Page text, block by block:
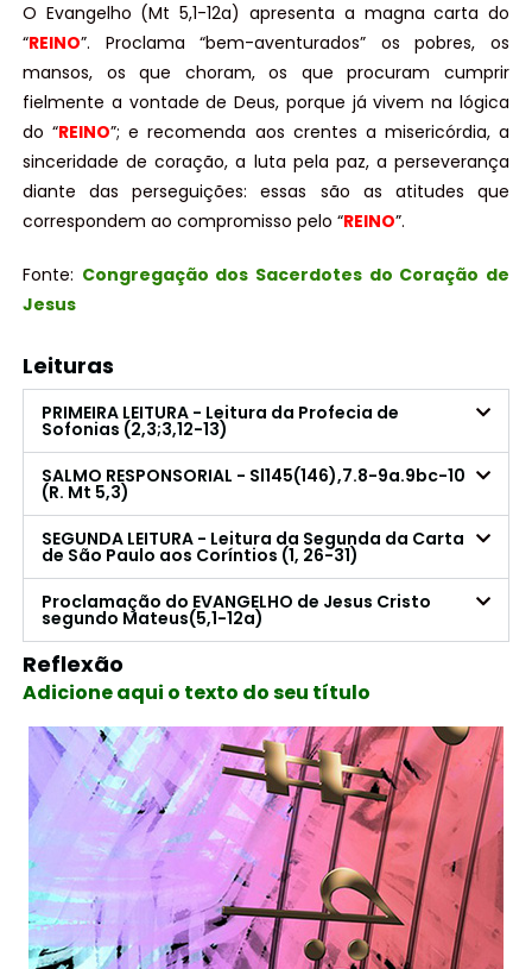
O Evangelho (Mt 5,1-12a) apresenta a magna carta do
“REINO”. Proclama “bem-aventurados” os pobres, os
mansos, os que choram, os que procuram cumprir
fielmente a vontade de Deus, porque já vivem na lógica
do “REINO”; e recomenda aos crentes a misericórdia, a
sinceridade de coração, a luta pela paz, a perseverança
diante das perseguições: essas são as atitudes que
correspondem ao compromisso pelo “REINO”.
Fonte: Congregação dos Sacerdotes do Coração de
Jesus
Leituras
PRIMEIRA LEITURA - Leitura da Profecia de
Sofonias (2,3;3,12-13)
SALMO RESPONSORIAL - Sl145(146),7.8-9a.9bc-10
(R. Mt 5,3)
SEGUNDA LEITURA - Leitura da Segunda da Carta
de São Paulo aos Coríntios (1, 26-31)
Proclamação do EVANGELHO de Jesus Cristo
segundo Mateus(5,1-12a)
Reflexão
Adicione aqui o texto do seu título